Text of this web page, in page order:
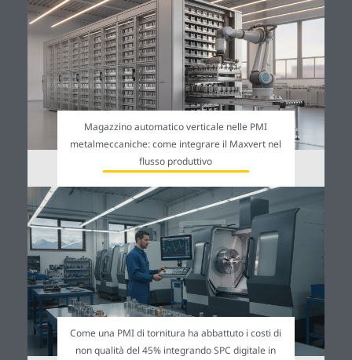
Magazzino automatico verticale nelle PMI
metalmeccaniche: come integrare il Maxvert nel
flusso produttivo
Come una PMI di tornitura ha abbattuto i costi di
non qualità del 45% integrando SPC digitale in